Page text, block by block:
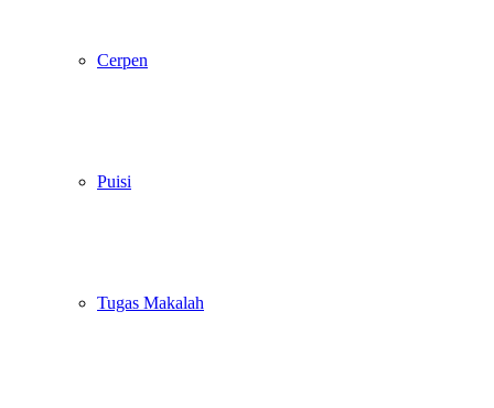
Cerpen
Puisi
Tugas Makalah